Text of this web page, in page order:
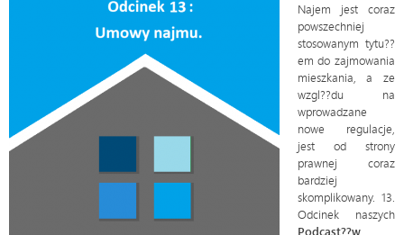
Najem jest coraz
powszechniej
stosowanym tytu??
em do zajmowania
mieszkania, a ze
wzgl??du na
wprowadzane
nowe regulacje,
jest od strony
prawnej coraz
bardziej
skomplikowany. 13.
Odcinek naszych
Podcast??w